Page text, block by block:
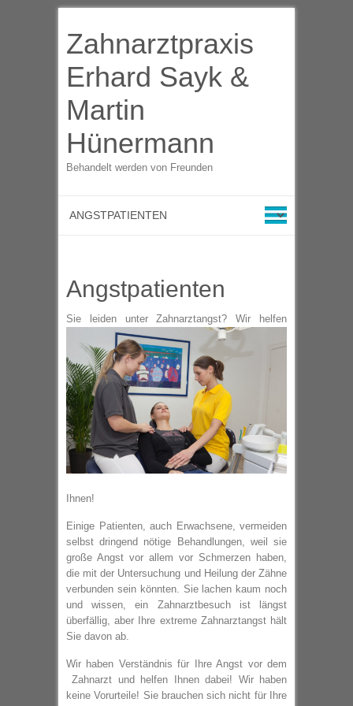
Zahnarztpraxis
Erhard Sayk &
Martin
Hünermann
Behandelt werden von Freunden
Angstpatienten
Sie leiden unter Zahnarztangst? Wir helfen
Ihnen!
Einige Patienten, auch Erwachsene, vermeiden
selbst dringend nötige Behandlungen, weil sie
große Angst vor allem vor Schmerzen haben,
die mit der Untersuchung und Heilung der Zähne
verbunden sein könnten. Sie lachen kaum noch
und wissen, ein Zahnarztbesuch ist längst
überfällig, aber Ihre extreme Zahnarztangst hält
Sie davon ab.
Wir haben Verständnis für Ihre Angst vor dem
Zahnarzt und helfen Ihnen dabei! Wir haben
keine Vorurteile! Sie brauchen sich nicht für Ihre